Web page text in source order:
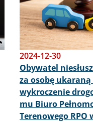
2024-12-30
Obywatel
za osobę ukaraną
wykroczenie
mu Biuro
Terenowego RPO